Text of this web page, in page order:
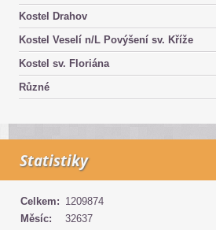
Kostel Drahov
Kostel Veselí n/L Povýšení sv. Kříže
Kostel sv. Floriána
Různé
Statistiky
Celkem: 1209874
Měsíc:
32637